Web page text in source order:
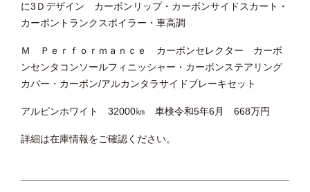
に3Ｄデザイン カーボンリップ・カーボンサイドスカート・
カーボントランクスポイラー・車高調
Ｍ Ｐｅｒｆｏｒｍａｎｃｅ カーボンセレクター カーボ
ンセンタコンソールフィニッシャー・カーボンステアリング
カバー・カーボン/アルカンタラサイドブレーキセット
アルピンホワイト 32000㎞ 車検令和5年6月 668万円
詳細は在庫情報をご確認ください。